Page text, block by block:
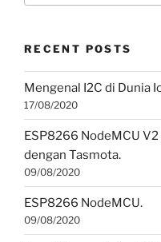
RECENT POSTS
Mengenal I2C di Dunia
17/08/2020
ESP8266 NodeMCU
dengan Tasmota.
09/08/2020
ESP8266 NodeMCU.
09/08/2020